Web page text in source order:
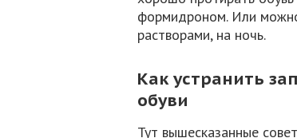
формидроном. Или
растворами, на ночь.
Как устранить
обуви
Тут вышесказанные